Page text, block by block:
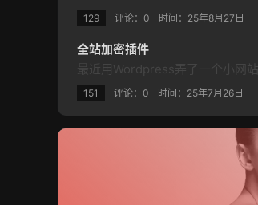
129 评论：0 时间： 25年8月27日
全站加密插件
151 评论：0 时间： 25年7月26日